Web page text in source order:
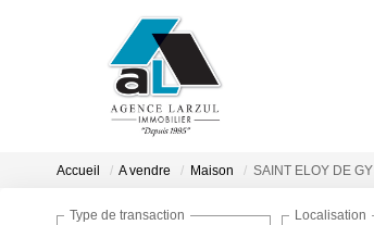
Accueil A vendre Maison SAINT ELOY DE GY
Type de transaction Localisation